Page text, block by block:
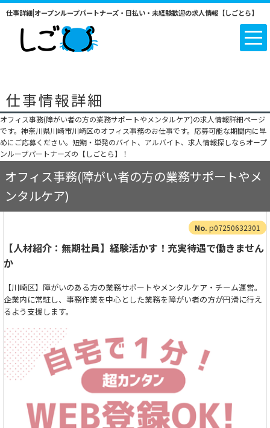
仕事詳細|オープンループパートナーズ・日払い・未経験歓迎の求人情報【しごとら】
仕事情報詳細
オフィス事務(障がい者の方の業務サポートやメンタルケア)の求人情報詳細ページ
です。神奈川県川崎市川崎区のオフィス事務のお仕事です。応募可能な期間内に早
めにご応募ください。短期・単発のバイト、アルバイト、求人情報探しならオープ
ンループパートナーズの【しごとら】！
オフィス事務(障がい者の方の業務サポートやメ
ンタルケア)
p07250632301
【人材紹介：無期社員】経験活かす！充実待遇で働きません
か
【川崎区】障がいのある方の業務サポートやメンタルケア・チーム運営。
企業内に常駐し、事務作業を中心とした業務を障がい者の方が円滑に行え
るよう支援します。